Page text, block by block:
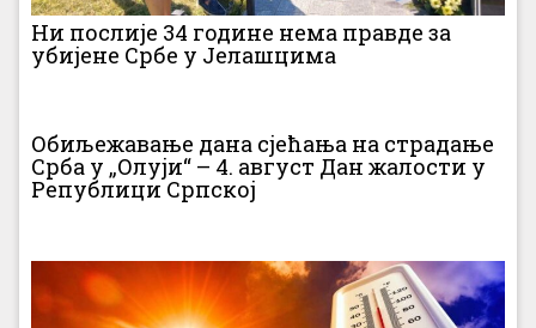
Ни послије 34 године нема правде за
убијене Србе у Јелашцима
Обиљежавање дана сјећања на страдање
Срба у „Олуји“ – 4. август Дан жалости у
Републици Српској